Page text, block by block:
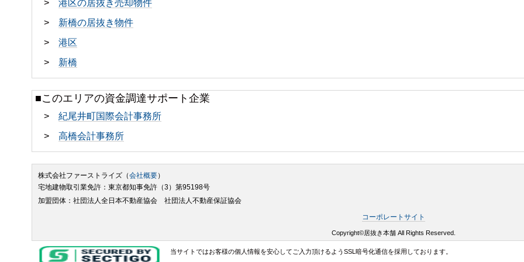
> 港区の居抜き売却物件
> 新橋の居抜き物件
> 港区
> 新橋
■このエリアの資金調達サポート企業
> 紀尾井町国際会計事務所
> 高橋会計事務所
株式会社ファーストライズ（会社概要）
宅地建物取引業免許：東京都知事免許（3）第95198号
加盟団体：社団法人全日本不動産協会 社団法人不動産保証協会
コーポレートサイト
Copyright©居抜き本舗 All Rights Reserved.
当サイトではお客様の個人情報を安心してご入力頂けるようSSL暗号化通信を採用しております。